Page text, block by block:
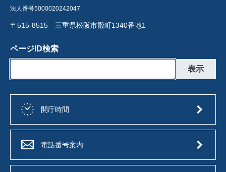
法人番号5000020242047
〒515-8515 三重県松阪市殿町1340番地1
ページID検索
開庁時間
電話番号案内